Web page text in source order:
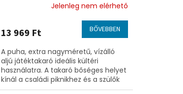
Jelenleg nem elérhető
13 969 Ft BŐVEBBEN
A puha, extra nagyméretű, vízálló
aljú játéktakaró ideális kültéri
használatra. A takaró bőséges helyet
kínál a családi piknikhez és a szülők
számára, hogy játszhassanak...